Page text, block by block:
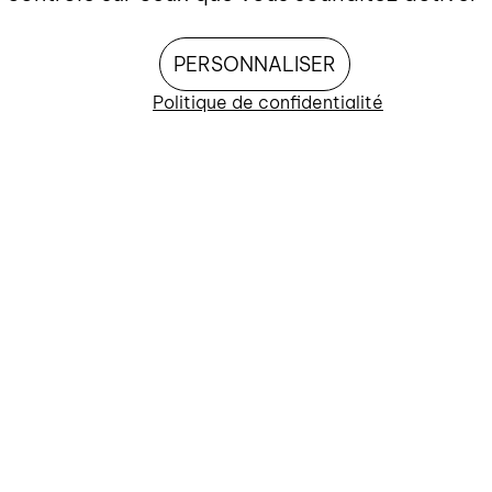
PERSONNALISER
Politique de confidentialité